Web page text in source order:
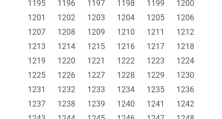
1195
1196 1197 1198 1199
1200
1201
1202 1203 1204 1205
1206
1207
1208 1209 1210 1211
1212
1213
1214 1215 1216 1217
1218
1219
1220 1221 1222 1223
1224
1225
1226 1227 1228 1229
1230
1231
1232 1233 1234 1235
1236
1237
1238 1239 1240 1241
1242